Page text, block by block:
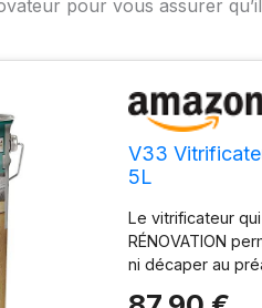
pour vous assurer
V33
5L
Le vitrificateur
RÉNOVATION
ni décaper au